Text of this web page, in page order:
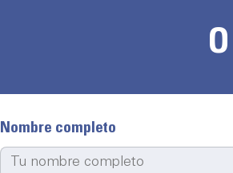
Nombre completo